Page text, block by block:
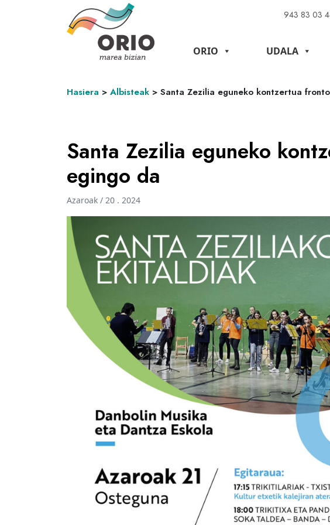
943 83 03
ORIO UDALA
Hasiera > Albisteak > Santa Zezilia eguneko kontzertua
Santa Zezilia eguneko
egingo da
Azaroak / 20 . 2024